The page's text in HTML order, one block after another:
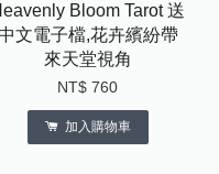
Bloom Tarot 送
文電子檔,花卉繽紛帶
來天堂視角
NT$ 760
加入購物車